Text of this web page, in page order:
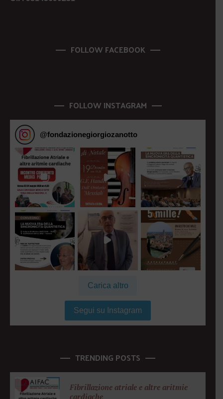
FOLLOW FACEBOOK
FOLLOW INSTAGRAM
@fondazionegiorgiozanotto
Carica altro
Segui su Instagram
TRENDING POSTS
Fibrillazione atriale e altre aritmie
cardiache